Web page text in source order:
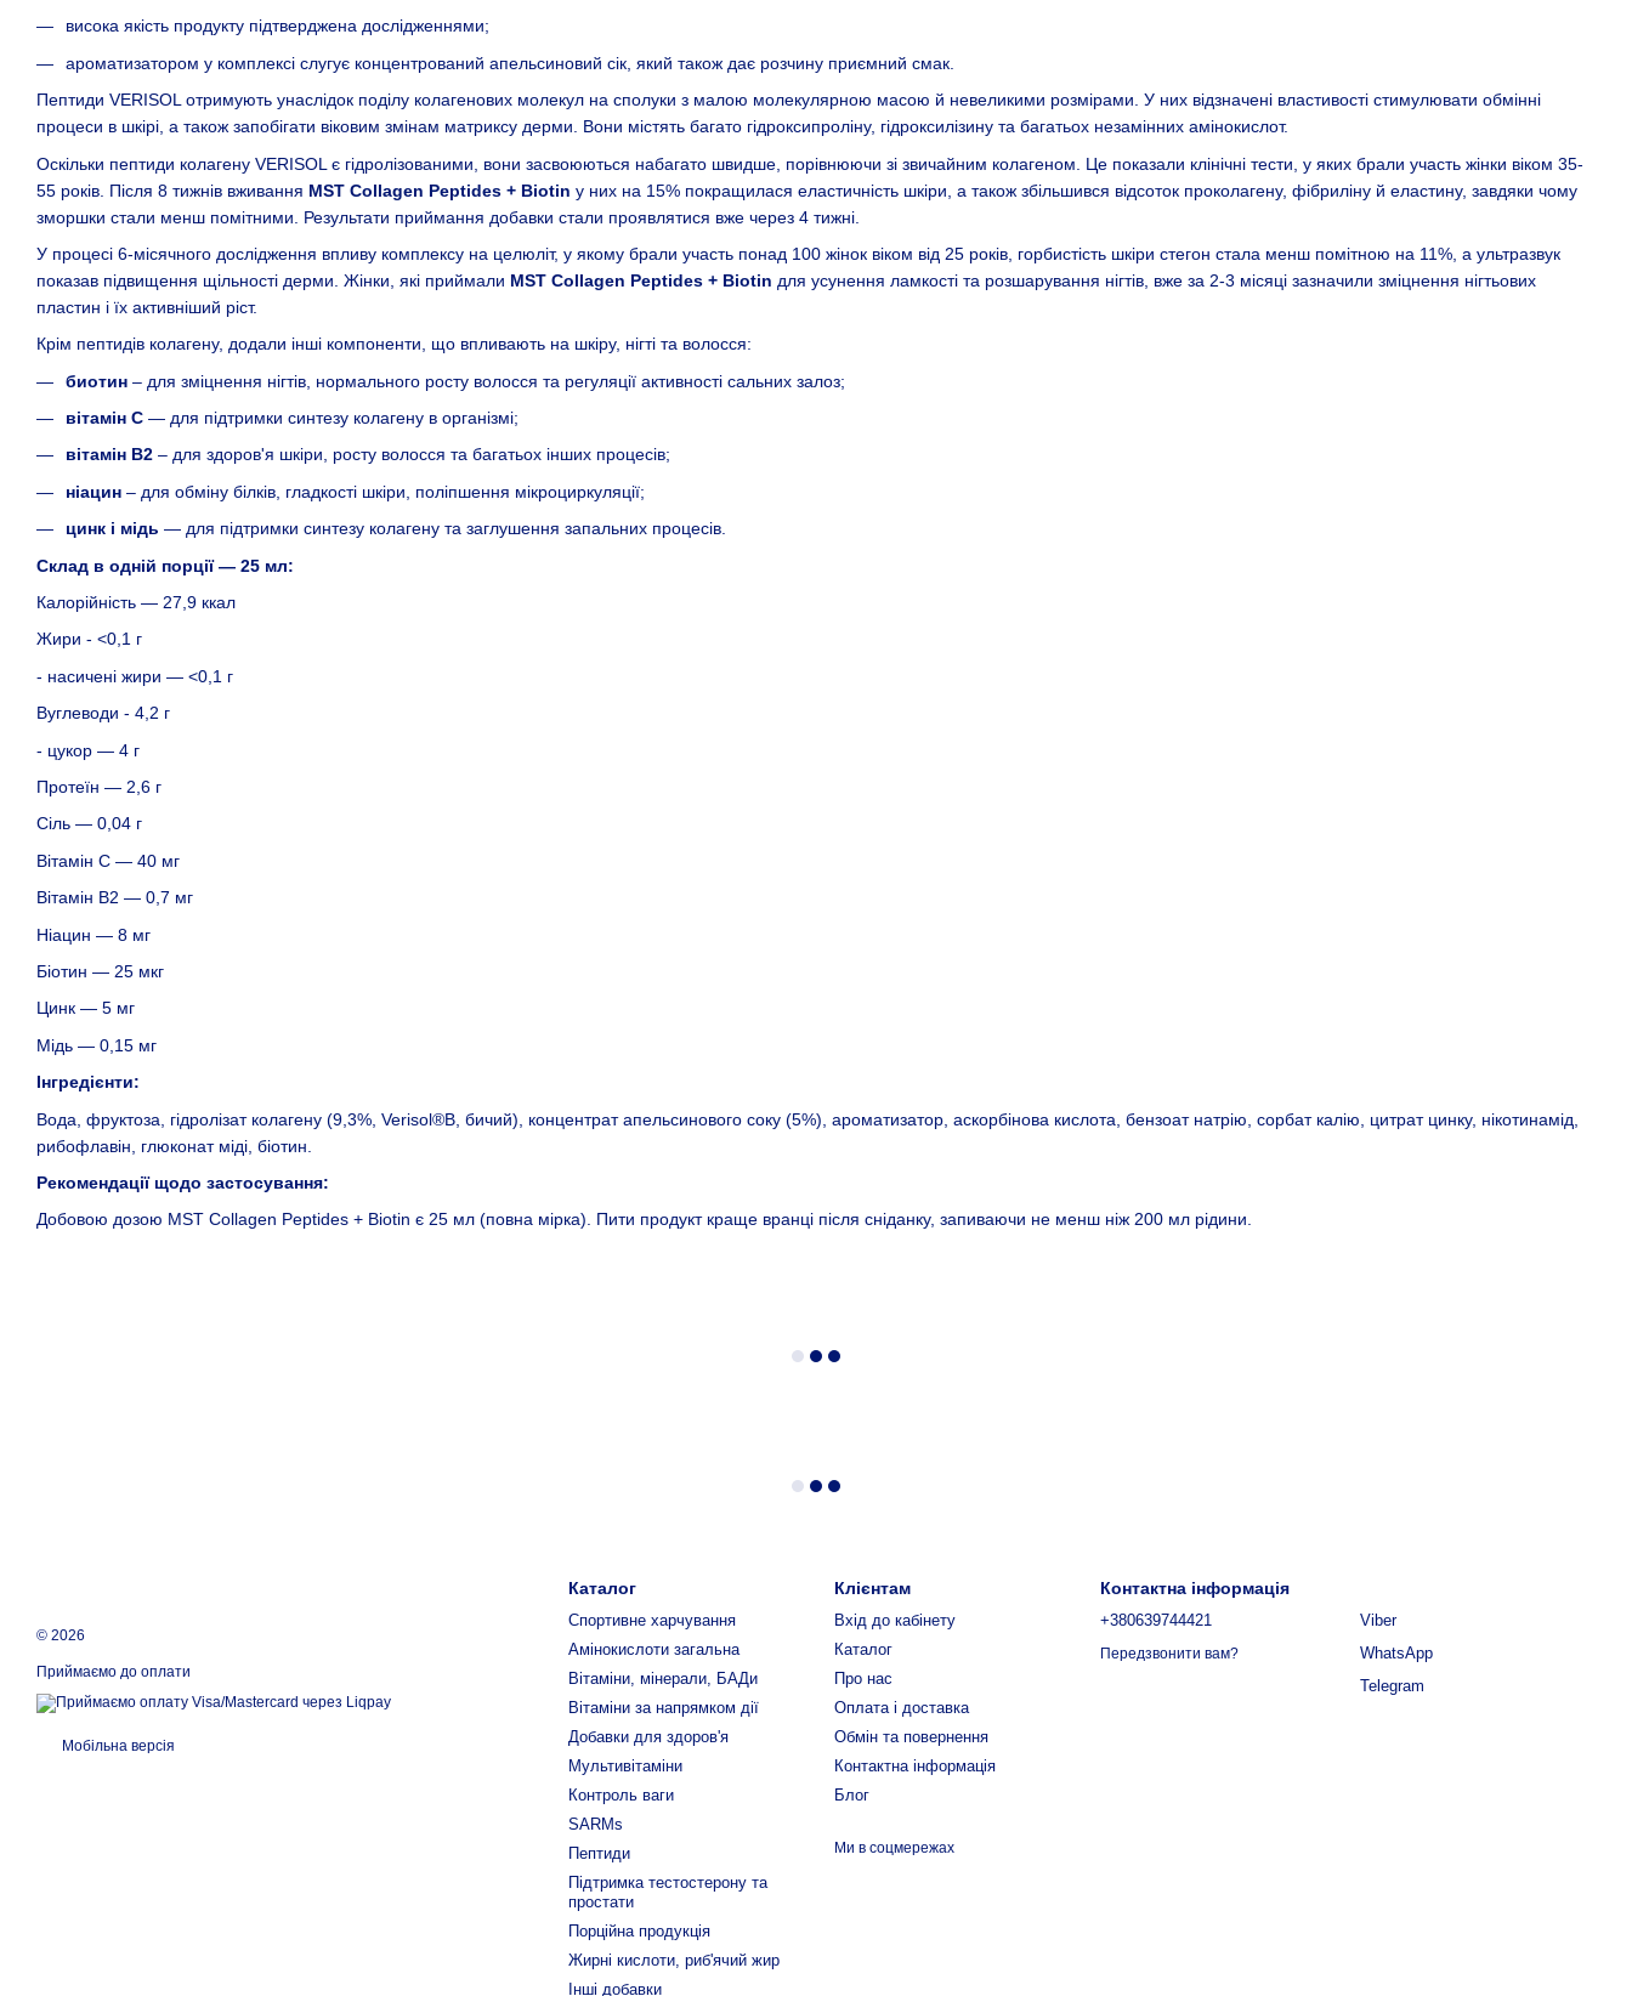
висока якість продукту підтверджена дослідженнями;
ароматизатором у комплексі слугує концентрований апельсиновий сік, який також дає розчину приємний смак.
Пептиди VERISOL отримують унаслідок поділу колагенових молекул на сполуки з малою молекулярною масою й невеликими розмірами. У них відзначені властивості стимулювати обмінні
процеси в шкірі, а також запобігати віковим змінам матриксу дерми. Вони містять багато гідроксипроліну, гідроксилізину та багатьох незамінних амінокислот.
Оскільки пептиди колагену VERISOL є гідролізованими, вони засвоюються набагато швидше, порівнюючи зі звичайним колагеном. Це показали клінічні тести, у яких брали участь жінки віком 35-
55 років. Після 8 тижнів вживання MST Collagen Peptides + Biotin у них на 15% покращилася еластичність шкіри, а також збільшився відсоток проколагену, фібриліну й еластину, завдяки чому
зморшки стали менш помітними. Результати приймання добавки стали проявлятися вже через 4 тижні.
У процесі 6-місячного дослідження впливу комплексу на целюліт, у якому брали участь понад 100 жінок віком від 25 років, горбистість шкіри стегон стала менш помітною на 11%, а ультразвук
показав підвищення щільності дерми. Жінки, які приймали MST Collagen Peptides + Biotin для усунення ламкості та розшарування нігтів, вже за 2-3 місяці зазначили зміцнення нігтьових
пластин і їх активніший ріст.
Крім пептидів колагену, додали інші компоненти, що впливають на шкіру, нігті та волосся:
биотин – для зміцнення нігтів, нормального росту волосся та регуляції активності сальних залоз;
вітамін С — для підтримки синтезу колагену в організмі;
вітамін В2 – для здоров'я шкіри, росту волосся та багатьох інших процесів;
ніацин – для обміну білків, гладкості шкіри, поліпшення мікроциркуляції;
цинк і мідь — для підтримки синтезу колагену та заглушення запальних процесів.
Склад в одній порції — 25 мл:
Калорійність — 27,9 ккал
Жири - <0,1 г
- насичені жири — <0,1 г
Вуглеводи - 4,2 г
- цукор — 4 г
Протеїн — 2,6 г
Сіль — 0,04 г
Вітамін С — 40 мг
Вітамін В2 — 0,7 мг
Ніацин — 8 мг
Біотин — 25 мкг
Цинк — 5 мг
Мідь — 0,15 мг
Інгредієнти:
Вода, фруктоза, гідролізат колагену (9,3%, Verisol®B, бичий), концентрат апельсинового соку (5%), ароматизатор, аскорбінова кислота, бензоат натрію, сорбат калію, цитрат цинку, нікотинамід,
рибофлавін, глюконат міді, біотин.
Рекомендації щодо застосування:
Добовою дозою MST Collagen Peptides + Biotin є 25 мл (повна мірка). Пити продукт краще вранці після сніданку, запиваючи не менш ніж 200 мл рідини.
© 2026
Приймаємо до оплати
Мобільна версія
Каталог
Спортивне харчування
Амінокислоти загальна
Вітаміни, мінерали, БАДи
Вітаміни за напрямком дії
Добавки для здоров'я
Мультивітаміни
Контроль ваги
SARMs
Пептиди
Підтримка тестостерону та
простати
Порційна продукція
Жирні кислоти, риб'ячий жир
Інші добавки
Клієнтам
Вхід до кабінету
Каталог
Про нас
Оплата і доставка
Обмін та повернення
Контактна інформація
Блог
Ми в соцмережах
Контактна інформація
+380639744421
Передзвонити вам?
Viber
WhatsApp
Telegram